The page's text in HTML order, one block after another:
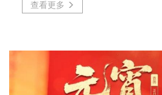
查看更多